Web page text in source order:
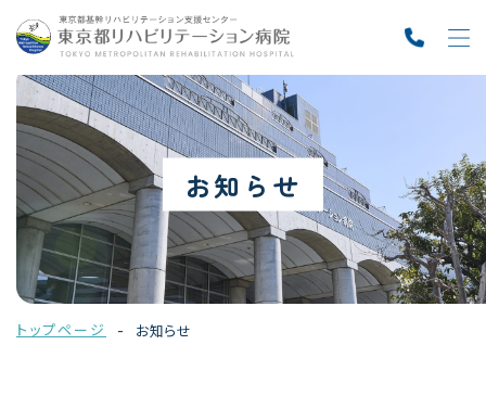
お知らせ
トップページ お知らせ